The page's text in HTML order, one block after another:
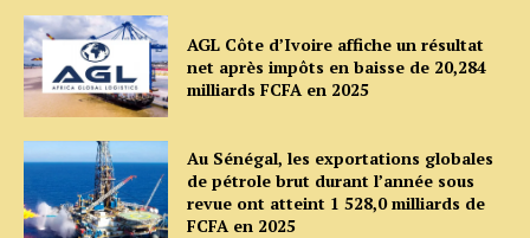
AGL Côte d’Ivoire affiche un résultat
net après impôts en baisse de 20,284
milliards FCFA en 2025
Au Sénégal, les exportations globales
de pétrole brut durant l’année sous
revue ont atteint 1 528,0 milliards de
FCFA en 2025